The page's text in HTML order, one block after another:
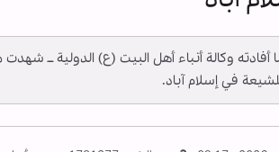
أفادته وكالة أنباء أهل البيت (ع) الدولية ــ
في إسلام آباد.